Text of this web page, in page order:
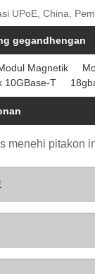
UPoE, China,
gegandhengan
Magnetik
10GBase-T
menehi pitakon